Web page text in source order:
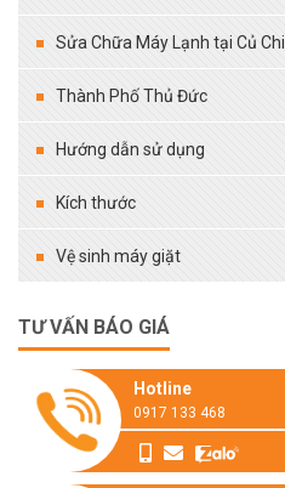
Sửa Chữa Máy Lạnh tại Củ Chi
Thành Phố Thủ Đức
Hướng dẫn sử dụng
Kích thước
Vệ sinh máy giặt
TƯ VẤN BÁO GIÁ
Hotline
0917 133 468